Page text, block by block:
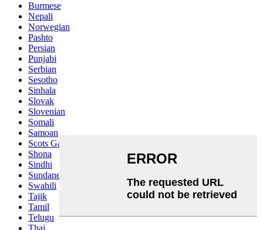
Burmese
Nepali
Norwegian
Pashto
Persian
Punjabi
Serbian
Sesotho
Sinhala
Slovak
Slovenian
Somali
Samoan
Scots Gaelic
Shona
Sindhi
Sundanese
Swahili
Tajik
Tamil
Telugu